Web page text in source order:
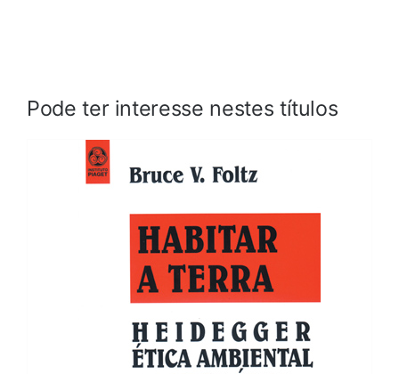
Pode ter interesse nestes títulos